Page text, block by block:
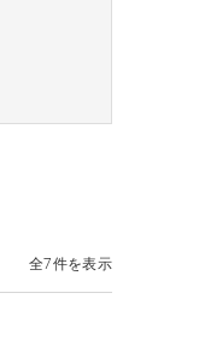
全7件を表示